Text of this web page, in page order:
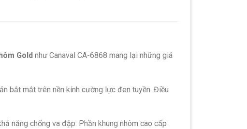
Gold như Canaval CA-6868 mang lại những giá
bắt mắt trên nền kính cường lực đen tuyền. Điều
năng chống va đập. Phần khung nhôm cao cấp